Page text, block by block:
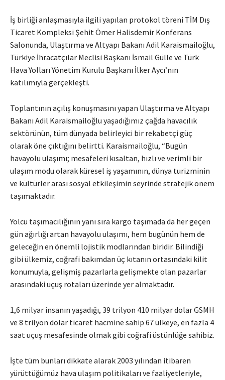
İş birliği anlaşmasıyla ilgili yapılan protokol töreni TİM Dış
Ticaret Kompleksi Şehit Ömer Halisdemir Konferans
Salonunda, Ulaştırma ve Altyapı Bakanı Adil Karaismailoğlu,
Türkiye İhracatçılar Meclisi Başkanı İsmail Gülle ve Türk
Hava Yolları Yönetim Kurulu Başkanı İlker Aycı’nın
katılımıyla gerçekleşti.
Toplantının açılış konuşmasını yapan Ulaştırma ve Altyapı
Bakanı Adil Karaismailoğlu yaşadığımız çağda havacılık
sektörünün, tüm dünyada belirleyici bir rekabetçi güç
olarak öne çıktığını belirtti. Karaismailoğlu, “Bugün
havayolu ulaşımı; mesafeleri kısaltan, hızlı ve verimli bir
ulaşım modu olarak küresel iş yaşamının, dünya turizminin
ve kültürler arası sosyal etkileşimin seyrinde stratejik önem
taşımaktadır.
Yolcu taşımacılığının yanı sıra kargo taşımada da her geçen
gün ağırlığı artan havayolu ulaşımı, hem bugünün hem de
geleceğin en önemli lojistik modlarından biridir. Bilindiği
gibi ülkemiz, coğrafi bakımdan üç kıtanın ortasındaki kilit
konumuyla, gelişmiş pazarlarla gelişmekte olan pazarlar
arasındaki uçuş rotaları üzerinde yer almaktadır.
1,6 milyar insanın yaşadığı, 39 trilyon 410 milyar dolar GSMH
ve 8 trilyon dolar ticaret hacmine sahip 67 ülkeye, en fazla 4
saat uçuş mesafesinde olmak gibi coğrafi üstünlüğe sahibiz.
İşte tüm bunları dikkate alarak 2003 yılından itibaren
yürüttüğümüz hava ulaşım politikaları ve faaliyetleriyle,